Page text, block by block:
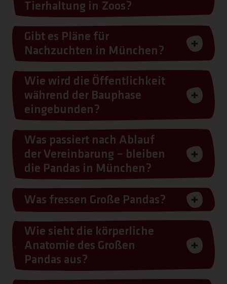
Tierhaltung in Zoos?
Gibt es Pläne für
Nachzuchten in München?
Wie wird die Öffentlichkeit
während der Bauphase
eingebunden?
Was passiert nach Ablauf
der Vereinbarung – bleiben
die Pandas in München?
Was fressen Große Pandas?
Wie sieht die körperliche
Anatomie des Großen
Pandas aus?